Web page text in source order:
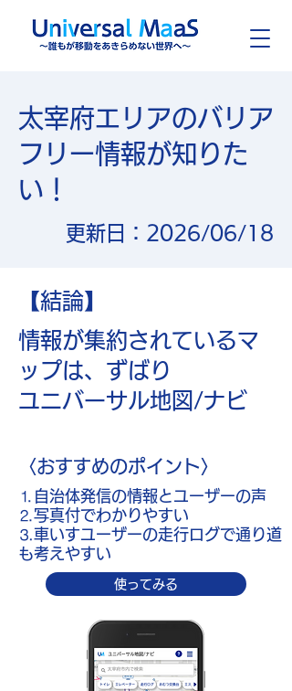
​太宰府エリアのバリア
フリー情報が知りた
い！
​更新日：2026/06/18
【結論】
情報が集約されているマ
ップは、ずばり
​ユニバーサル地図/ナビ
〈おすすめのポイント〉
​⒈自治体発信の情報とユーザーの声
⒉写真付でわかりやすい
​⒊車いすユーザーの走行ログで通り道
も考えやすい
使ってみる